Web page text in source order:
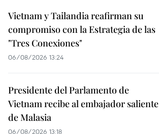
Vietnam y Tailandia reafirman su
compromiso con la Estrategia de las
"Tres Conexiones"
06/08/2026 13:24
Presidente del Parlamento de
Vietnam recibe al embajador saliente
de Malasia
06/08/2026 13:18